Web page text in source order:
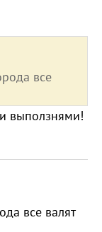
все
выползнями!
все валят